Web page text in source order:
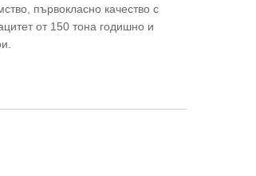
първокласно качество с
от 150 тона годишно и